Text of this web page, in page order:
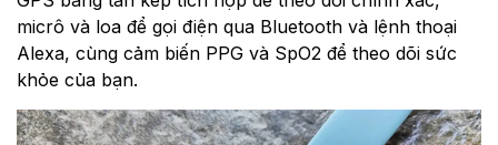
micrô và loa để gọi điện qua Bluetooth và lệnh thoại
Alexa, cùng cảm biến PPG và SpO2 để theo dõi sức
khỏe của bạn.